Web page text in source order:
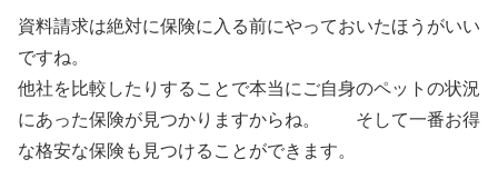
資料請求は絶対に保険に入る前にやっておいたほうがいい
ですね。
他社を比較したりすることで本当にご自身のペットの状況
にあった保険が見つかりますからね。 そして一番お得
な格安な保険も見つけることができます。